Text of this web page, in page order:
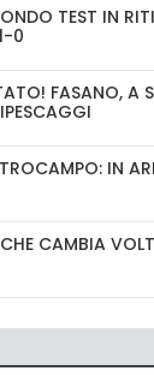
TEST IN
0
FASANO, A
IN
CHE CAMBIA